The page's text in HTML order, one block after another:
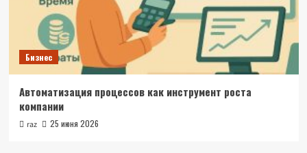
Бизнес
Автоматизация процессов как инструмент роста
компании
raz 25 июня 2026